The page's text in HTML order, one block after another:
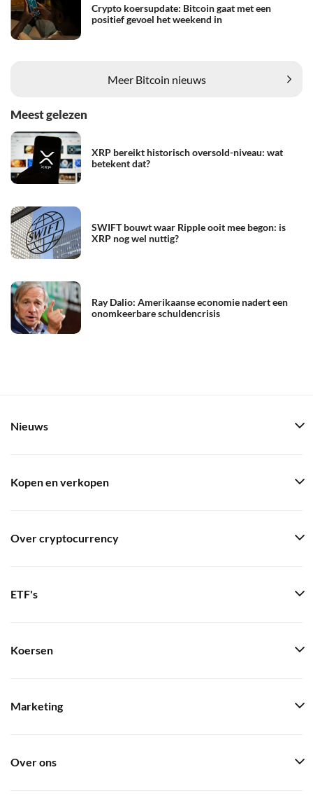
Crypto koersupdate: Bitcoin gaat met een
positief gevoel het weekend in
Meer Bitcoin nieuws
Meest gelezen
XRP bereikt historisch oversold-niveau: wat
betekent dat?
SWIFT bouwt waar Ripple ooit mee begon: is
XRP nog wel nuttig?
Ray Dalio: Amerikaanse economie nadert een
onomkeerbare schuldencrisis
Nieuws
Kopen en verkopen
Over cryptocurrency
ETF's
Koersen
Marketing
Over ons